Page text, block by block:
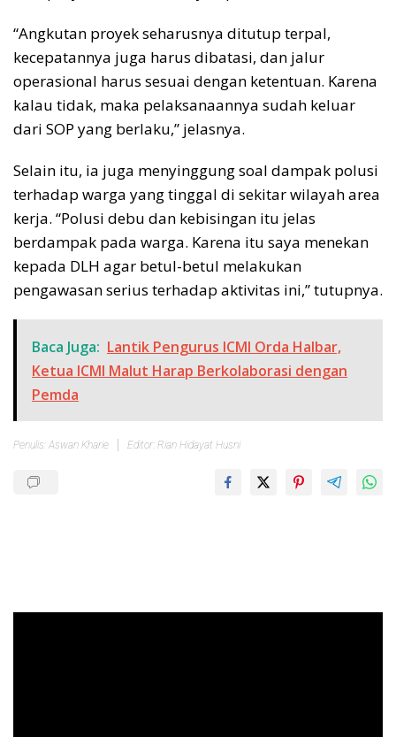
“Angkutan proyek seharusnya ditutup terpal,
kecepatannya juga harus dibatasi, dan jalur
operasional harus sesuai dengan ketentuan. Karena
kalau tidak, maka pelaksanaannya sudah keluar
dari SOP yang berlaku,” jelasnya.
Selain itu, ia juga menyinggung soal dampak polusi
terhadap warga yang tinggal di sekitar wilayah area
kerja. “Polusi debu dan kebisingan itu jelas
berdampak pada warga. Karena itu saya menekan
kepada DLH agar betul-betul melakukan
pengawasan serius terhadap aktivitas ini,” tutupnya.
Baca Juga: Lantik Pengurus ICMI Orda Halbar,
Ketua ICMI Malut Harap Berkolaborasi dengan
Pemda
Penulis: Aswan Kharie Editor: Rian Hidayat Husni